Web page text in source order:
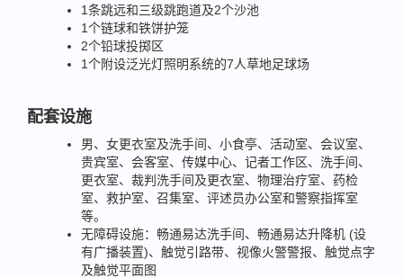
1条跳远和三级跳跑道及2个沙池
1个链球和铁饼护笼
2个铅球投掷区
1个附设泛光灯照明系统的7人草地足球场
配套设施
男、女更衣室及洗手间、小食亭、活动室、会议室、
贵宾室、会客室、传媒中心、记者工作区、洗手间、
更衣室、裁判洗手间及更衣室、物理治疗室、药检
室、救护室、召集室、评述员办公室和警察指挥室
等。
无障碍设施：畅通易达洗手间、畅通易达升降机 (设
有广播装置)、触觉引路带、视像火警警报、触觉点字
及触觉平面图